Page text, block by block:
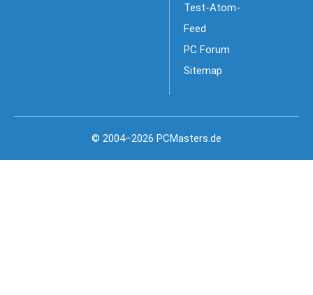
Test-Atom-
Feed
PC Forum
Sitemap
© 2004–2026 PCMasters.de